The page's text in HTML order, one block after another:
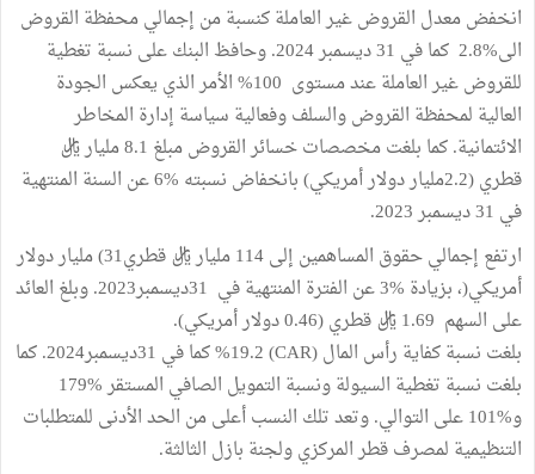
انخفض معدل القروض غير العاملة كنسبة من إجمالي محفظة القروض
الى%2.8 كما في 31 ديسمبر 2024. وحافظ البنك على نسبة تغطية
للقروض غير العاملة عند مستوى 100% الأمر الذي يعكس الجودة
العالية لمحفظة القروض والسلف وفعالية سياسة إدارة المخاطر
الائتمانية. كما بلغت مخصصات خسائر القروض مبلغ 8.1 مليار ريال
قطري (2.2مليار دولار أمريكي) بانخفاض نسبته %6 عن السنة المنتهية
في 31 ديسمبر 2023.
ارتفع إجمالي حقوق المساهمين إلى 114 مليار ريال قطري31) مليار دولار
أمريكي(، بزيادة %3 عن الفترة المنتهية في 31ديسمبر2023. وبلغ العائد
على السهم 1.69 ريال قطري (0.46 دولار أمريكي).
بلغت نسبة كفاية رأس المال (CAR) %19.2 كما في 31ديسمبر2024. كما
بلغت نسبة تغطية السيولة ونسبة التمويل الصافي المستقر %179
و%101 على التوالي. وتعد تلك النسب أعلى من الحد الأدنى للمتطلبات
التنظيمية لمصرف قطر المركزي ولجنة بازل الثالثة.